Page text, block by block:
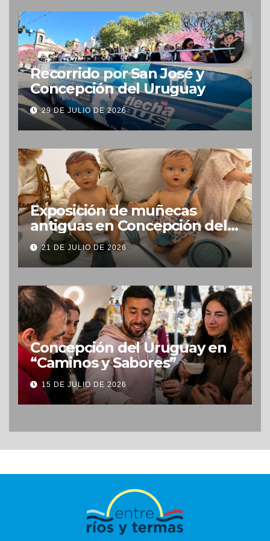
Recorrido por San José y
Concepción del Uruguay
29 DE JULIO DE 2026
Exposición de muñecas
antiguas en Concepción del
Uruguay
21 DE JULIO DE 2026
Concepción del Uruguay en
“Caminos y Sabores”
15 DE JULIO DE 2026